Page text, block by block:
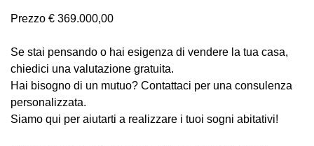
Prezzo € 369.000,00
Se stai pensando o hai esigenza di vendere la tua casa,
chiedici una valutazione gratuita.
Hai bisogno di un mutuo? Contattaci per una consulenza
personalizzata.
Siamo qui per aiutarti a realizzare i tuoi sogni abitativi!